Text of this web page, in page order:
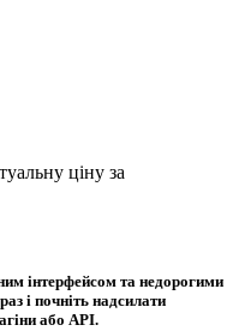
ціну за
інтерфейсом та недорогими
і почніть надсилати
або API.